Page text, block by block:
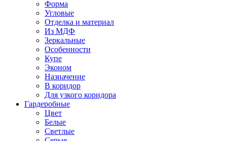
Форма
Угловые
Отделка и материал
Из МДФ
Зеркальные
Особенности
Купе
Эконом
Назначение
В коридор
Для узкого коридора
Гардеробные
Цвет
Белые
Светлые